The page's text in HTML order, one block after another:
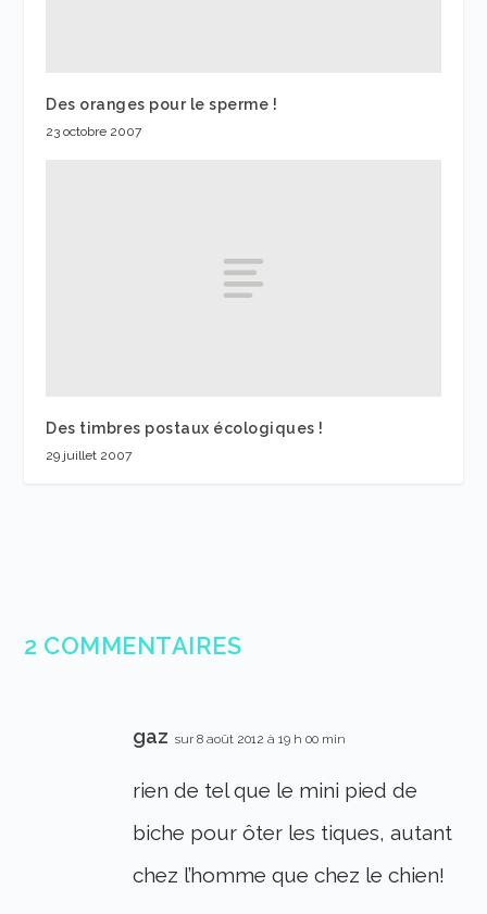
Des oranges pour le sperme !
23 octobre 2007
Des timbres postaux écologiques !
29 juillet 2007
2 COMMENTAIRES
gaz sur 8 août 2012 à 19 h 00 min
rien de tel que le mini pied de
biche pour ôter les tiques, autant
chez l’homme que chez le chien!